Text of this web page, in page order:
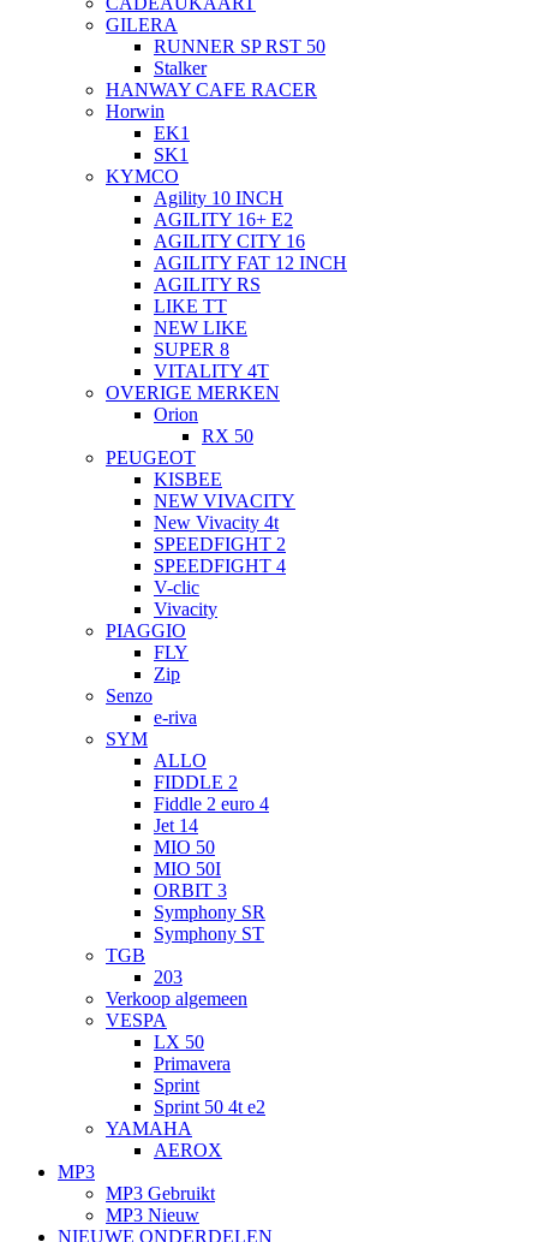
GILERA
RUNNER SP RST 50
Stalker
HANWAY CAFE RACER
Horwin
EK1
SK1
KYMCO
Agility 10 INCH
AGILITY 16+ E2
AGILITY CITY 16
AGILITY FAT 12 INCH
AGILITY RS
LIKE TT
NEW LIKE
SUPER 8
VITALITY 4T
OVERIGE MERKEN
Orion
RX 50
PEUGEOT
KISBEE
NEW VIVACITY
New Vivacity 4t
SPEEDFIGHT 2
SPEEDFIGHT 4
V-clic
Vivacity
PIAGGIO
FLY
Zip
Senzo
e-riva
SYM
ALLO
FIDDLE 2
Fiddle 2 euro 4
Jet 14
MIO 50
MIO 50I
ORBIT 3
Symphony SR
Symphony ST
TGB
203
Verkoop algemeen
VESPA
LX 50
Primavera
Sprint
Sprint 50 4t e2
YAMAHA
AEROX
MP3
MP3 Gebruikt
MP3 Nieuw
NIEUWE ONDERDELEN